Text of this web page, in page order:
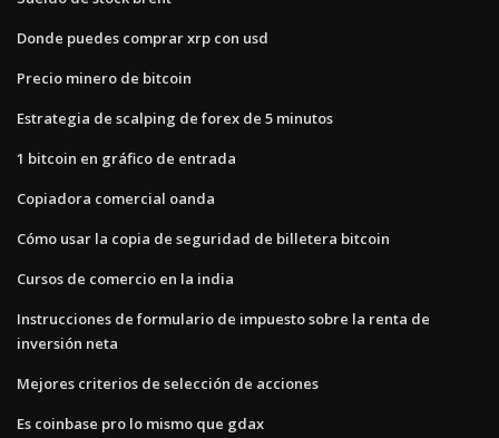
Donde puedes comprar xrp con usd
Precio minero de bitcoin
Estrategia de scalping de forex de 5 minutos
1 bitcoin en gráfico de entrada
Copiadora comercial oanda
Cómo usar la copia de seguridad de billetera bitcoin
Cursos de comercio en la india
Instrucciones de formulario de impuesto sobre la renta de
inversión neta
Mejores criterios de selección de acciones
Es coinbase pro lo mismo que gdax